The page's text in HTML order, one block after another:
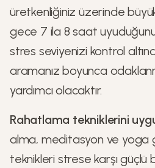
üretkenliğiniz üzerinde
gece 7 ila 8 saat
stres seviyenizi kontrol
aramanız boyunca
yardımcı olacaktır.
Rahatlama tekniklerini
alma, meditasyon ve yoga
teknikleri strese karşı güçlü